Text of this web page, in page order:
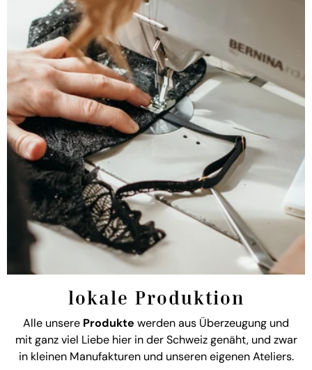
lokale Produktion
Alle unsere Produkte werden aus Überzeugung und
mit ganz viel Liebe hier in der Schweiz genäht, und zwar
in kleinen Manufakturen und unseren eigenen Ateliers.